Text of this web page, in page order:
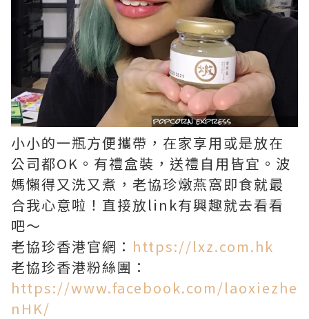
小小的一瓶方便攜帶，在家享用或是放在
公司都OK。有禮盒裝，送禮自用皆宜。波
媽懶得又洗又煮，老協珍燉燕窩即食就最
合我心意啦！直接放link有興趣就去看看
吧～
老協珍香港官網： https://lxz.com.hk
老協珍香港粉絲團：
https://www.facebook.com/laoxiezhe
nHK/